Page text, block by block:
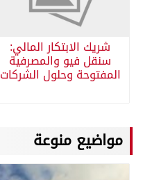
شريك الابتكار المالي:
سنقل فيو والمصرفية
المفتوحة وحلول الشركات
مواضيع منوعة